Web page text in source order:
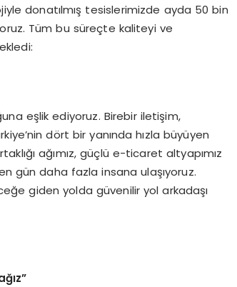
donatılmış tesislerimizde ayda 50 bin
Tüm bu süreçte kaliteyi ve
eşlik ediyoruz. Birebir iletişim,
dört bir yanında hızla büyüyen
ağımız, güçlü e-ticaret altyapımız
gün daha fazla insana ulaşıyoruz.
giden yolda güvenilir yol arkadaşı